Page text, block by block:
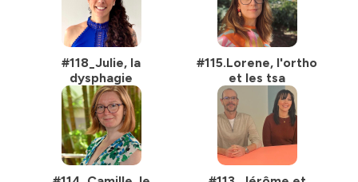
#118_Julie, la
dysphagie
#115.Lorene, l'ortho
et les tsa